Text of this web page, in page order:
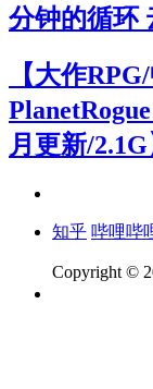
分钟的循环
【大作
月更新/2.1G
知乎 哔哩哔
Copyright ©